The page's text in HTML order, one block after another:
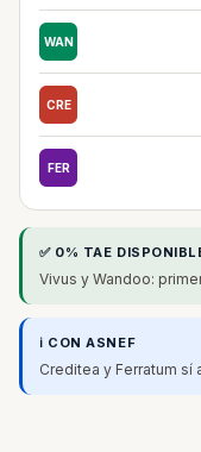
WAN
CRE
FER
✅ 0% TAE
Vivus y Wandoo:
ℹ️ CON ASNEF
Creditea y Ferratum sí